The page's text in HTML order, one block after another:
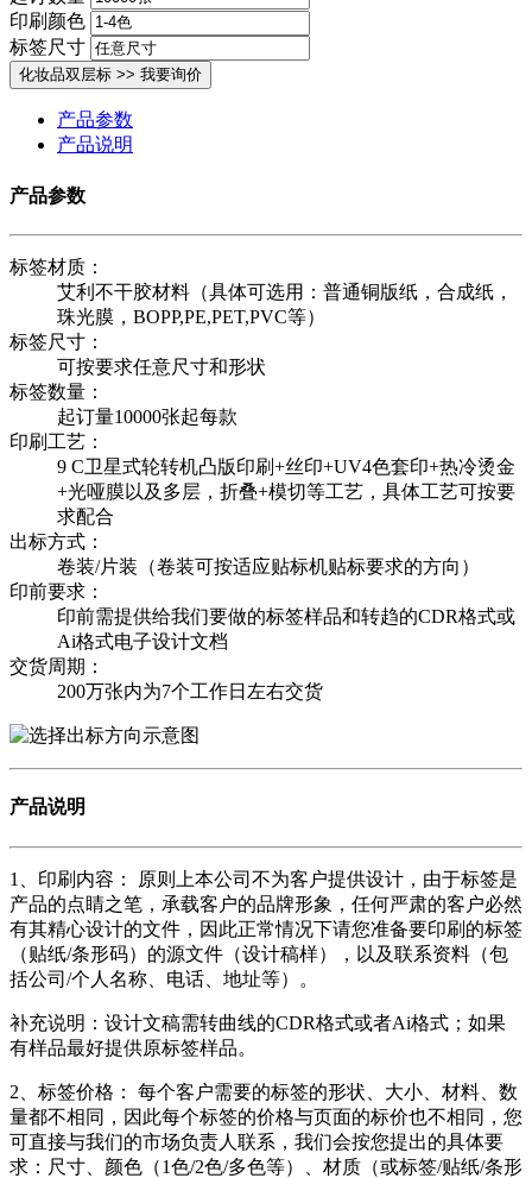
印刷颜色
标签尺寸
产品参数
产品说明
产品参数
标签材质：
艾利不干胶材料（具体可选用：普通铜版纸，合成纸，
珠光膜，BOPP,PE,PET,PVC等）
标签尺寸：
可按要求任意尺寸和形状
标签数量：
起订量10000张起每款
印刷工艺：
9 C卫星式轮转机凸版印刷+丝印+UV4色套印+热冷烫金
+光哑膜以及多层，折叠+模切等工艺，具体工艺可按要
求配合
出标方式：
卷装/片装（卷装可按适应贴标机贴标要求的方向）
印前要求：
印前需提供给我们要做的标签样品和转趋的CDR格式或
Ai格式电子设计文档
交货周期：
200万张内为7个工作日左右交货
产品说明
1、印刷内容： 原则上本公司不为客户提供设计，由于标签是
产品的点睛之笔，承载客户的品牌形象，任何严肃的客户必然
有其精心设计的文件，因此正常情况下请您准备要印刷的标签
（贴纸/条形码）的源文件（设计稿样），以及联系资料（包
括公司/个人名称、电话、地址等）。
补充说明：设计文稿需转曲线的CDR格式或者Ai格式；如果
有样品最好提供原标签样品。
2、标签价格： 每个客户需要的标签的形状、大小、材料、数
量都不相同，因此每个标签的价格与页面的标价也不相同，您
可直接与我们的市场负责人联系，我们会按您提出的具体要
求：尺寸、颜色（1色/2色/多色等）、材质（或标签/贴纸/条形